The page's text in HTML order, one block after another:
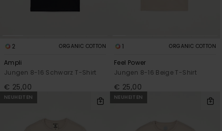
2 ORGANIC COTTON
Ampli
Jungen 8-16 Schwarz T-Shirt
€ 25,00
1 ORGANIC COTTON
Feel Power
Jungen 8-16 Beige T-Shirt
€ 25,00
NEUHEITEN NEUHEITEN